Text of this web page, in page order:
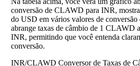
conversão de CLAWD para INR,
do USD em vários valores de conversão
abrange taxas de câmbio de 1 CLAWD
INR, permitindo que você entenda
conversão.
INR/CLAWD Conversor de Taxas de